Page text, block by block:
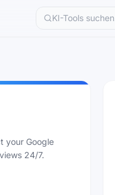
your Google
24/7.